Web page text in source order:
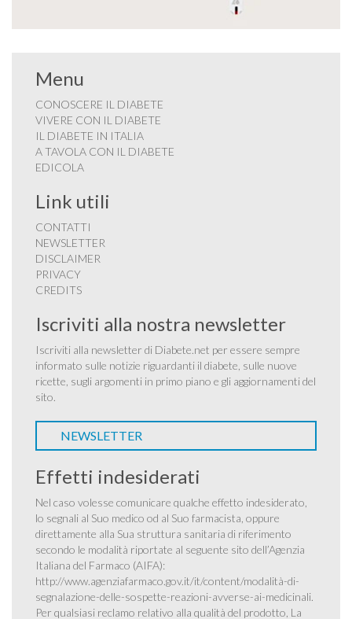
Menu
CONOSCERE IL DIABETE
VIVERE CON IL DIABETE
IL DIABETE IN ITALIA
A TAVOLA CON IL DIABETE
EDICOLA
Link utili
CONTATTI
NEWSLETTER
DISCLAIMER
PRIVACY
CREDITS
Iscriviti alla nostra newsletter
Iscriviti alla newsletter di Diabete.net per essere sempre
informato sulle notizie riguardanti il diabete, sulle nuove
ricette, sugli argomenti in primo piano e gli aggiornamenti del
sito.
NEWSLETTER
Effetti indesiderati
Nel caso volesse comunicare qualche effetto indesiderato,
lo segnali al Suo medico od al Suo farmacista, oppure
direttamente alla Sua struttura sanitaria di riferimento
secondo le modalità riportate al seguente sito dell’Agenzia
Italiana del Farmaco (AIFA):
http://www.agenziafarmaco.gov.it/it/content/modalità-di-
segnalazione-delle-sospette-reazioni-avverse-ai-medicinali.
Per qualsiasi reclamo relativo alla qualità del prodotto, La